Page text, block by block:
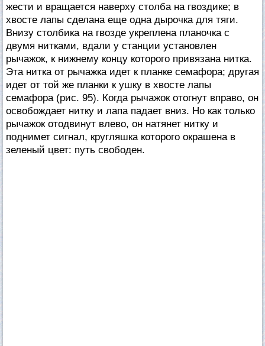
жести и вращается наверху столба на гвоздике; в
хвосте лапы сделана еще одна дырочка для тяги.
Внизу столбика на гвозде укреплена планочка с
двумя нитками, вдали у станции установлен
рычажок, к нижнему концу которого привязана нитка.
Эта нитка от рычажка идет к планке семафора; другая
идет от той же планки к ушку в хвосте лапы
семафора (рис. 95). Когда рычажок отогнут вправо, он
освобождает нитку и лапа падает вниз. Но как только
рычажок отодвинут влево, он натянет нитку и
поднимет сигнал, кругляшка которого окрашена в
зеленый цвет: путь свободен.